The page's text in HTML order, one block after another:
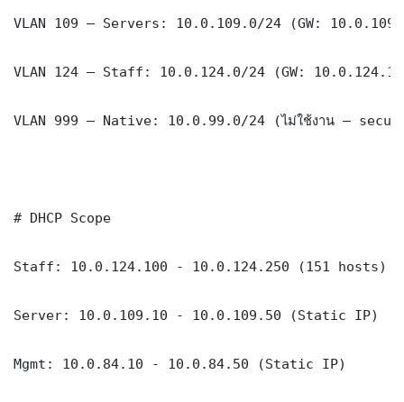
VLAN 109 — Servers: 10.0.109.0/24 (GW:
VLAN 124 — Staff: 10.0.124.0/24 (GW: 10.0.124.1)
VLAN 999 — Native: 10.0.99.0/24 (ไม่ใช้งาน —
# DHCP Scope
Staff: 10.0.124.100 - 10.0.124.250 (151 hosts)
Server: 10.0.109.10 - 10.0.109.50 (Static IP)
Mgmt: 10.0.84.10 - 10.0.84.50 (Static IP)